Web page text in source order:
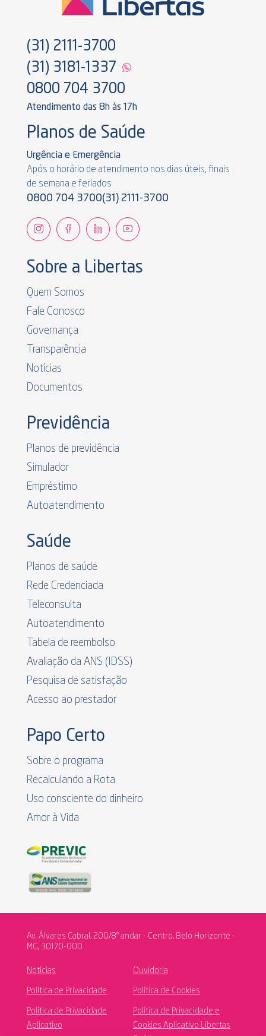
(31) 2111-3700
(31) 3181-1337
0800 704 3700
Atendimento das 8h às 17h
Planos de Saúde
Urgência e Emergência
Após o horário de atendimento nos dias úteis, finais
de semana e feriados
0800 704 3700(31) 2111-3700
Sobre a Libertas
Quem Somos
Fale Conosco
Governança
Transparência
Notícias
Documentos
Previdência
Planos de previdência
Simulador
Empréstimo
Autoatendimento
Saúde
Planos de saúde
Rede Credenciada
Teleconsulta
Autoatendimento
Tabela de reembolso
Avaliação da ANS (IDSS)
Pesquisa de satisfação
Acesso ao prestador
Papo Certo
Sobre o programa
Recalculando a Rota
Uso consciente do dinheiro
Amor à Vida
Av. Álvares Cabral, 200/8º andar - Centro, Belo Horizonte -
MG, 30170-000
Notícias Ouvidoria
Política de Privacidade Política de Cookies
Política de Privacidade
Aplicativo
Política de Privacidade e
Cookies Aplicativo Libertas